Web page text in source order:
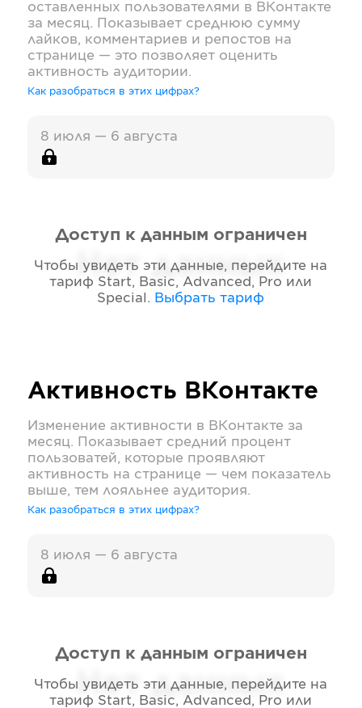
оставленных пользователями в ВКонтакте
за месяц. Показывает среднюю сумму
лайков, комментариев и репостов на
странице — это позволяет оценить
активность аудитории.
Как разобраться в этих цифрах?
8 июля — 6 августа
Нет данных
Доступ к данным ограничен
Чтобы увидеть эти данные, перейдите на
тариф Start, Basic, Advanced, Pro или
Special . Выбрать тариф
Активность ВКонтакте
Изменение активности в ВКонтакте за
месяц. Показывает средний процент
пользоватей, которые проявляют
активность на странице — чем показатель
выше, тем лояльнее аудитория.
Как разобраться в этих цифрах?
8 июля — 6 августа
Нет данных
Доступ к данным ограничен
Чтобы увидеть эти данные, перейдите на
тариф Start, Basic, Advanced, Pro или